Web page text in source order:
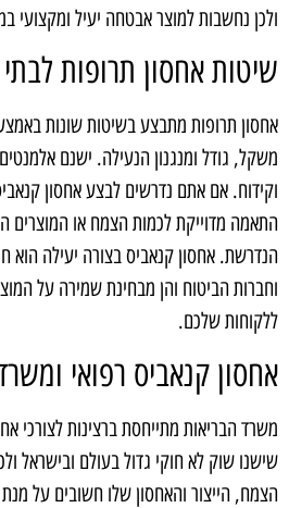
ולכן נחשבות למוצר אבטחה יעיל ומקצועי
שיטות אחסון תרופות
אחסון תרופות מתבצע בשיטות שונות
משקל, גודל ומנגנון הנעילה. ישנם
וקידוח. אם אתם נדרשים לבצע אחסון
התאמה מדוייקת לכמות הצמח או המוצרים
הנדרשת. אחסון קנאביס בצורה יעילה הוא
וחברות הביטוח והן מבחינת שמירה על
ללקוחות שלכם.
אחסון קנאביס רפואי
משרד הבריאות מתייחסת ברצינות לצורכי
שישנו שוק לא חוקי גדול בעולם ובישראל
הצמח, הייצור והאחסון שלו חשובים על